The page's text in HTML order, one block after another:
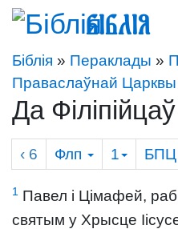
Біблія
Біблія » Пераклады »
Праваслаўнай Царквы
Да
‹ 6 Флп 1 БПЦ
1 Павел і Цімафей,
святым у Хрысце